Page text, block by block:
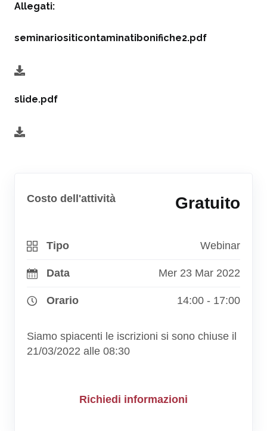
Allegati:
seminariositicontaminatibonifiche2.pdf
slide.pdf
Costo dell'attività Gratuito
Tipo Webinar
Data Mer 23 Mar 2022
Orario 14:00 - 17:00
Siamo spiacenti le iscrizioni si sono chiuse il
21/03/2022 alle 08:30
Richiedi informazioni